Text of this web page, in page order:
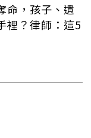
命，孩子、遺
裡？律師：這5